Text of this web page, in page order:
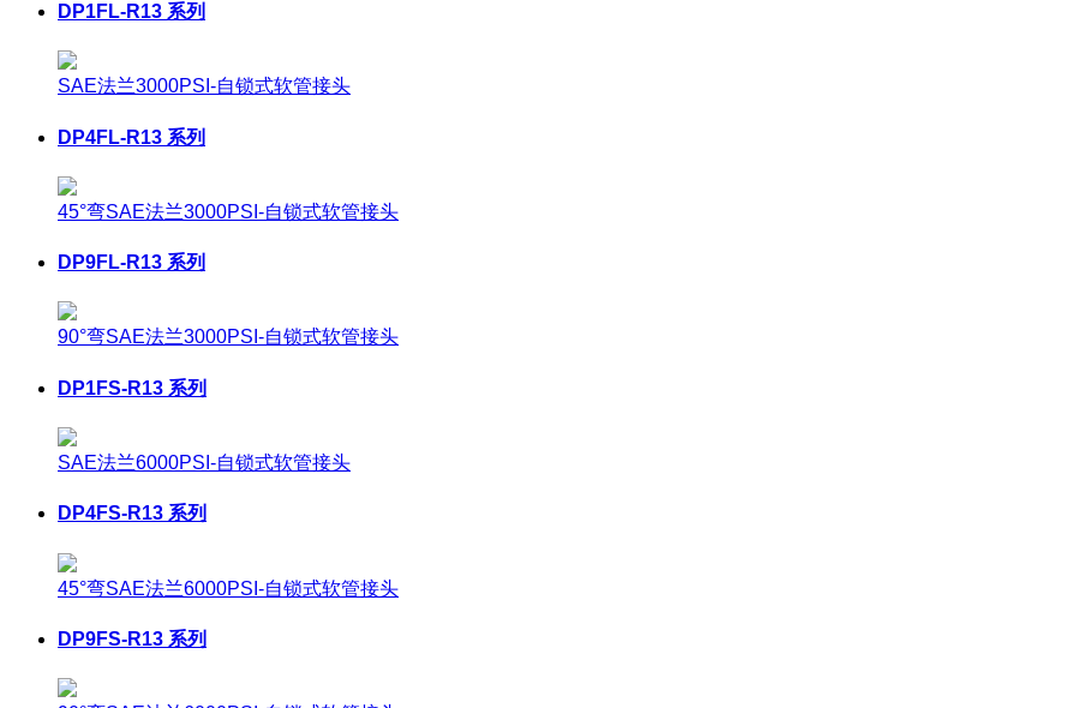
DP1FL-R13 系列
SAE法兰3000PSI-自锁式软管接头
DP4FL-R13 系列
45°弯SAE法兰3000PSI-自锁式软管接头
DP9FL-R13 系列
90°弯SAE法兰3000PSI-自锁式软管接头
DP1FS-R13 系列
SAE法兰6000PSI-自锁式软管接头
DP4FS-R13 系列
45°弯SAE法兰6000PSI-自锁式软管接头
DP9FS-R13 系列